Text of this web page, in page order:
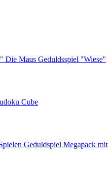
Die Maus Geduldsspiel "Wiese"
Cube
Geduldspiel Megapack mit